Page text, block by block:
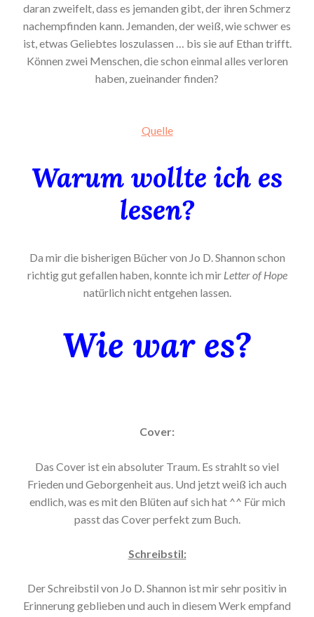
daran zweifelt, dass es jemanden gibt, der ihren Schmerz
nachempfinden kann. Jemanden, der weiß, wie schwer es
ist, etwas Geliebtes loszulassen … bis sie auf Ethan trifft.
Können zwei Menschen, die schon einmal alles verloren
haben, zueinander finden?
Quelle
Warum wollte ich es
lesen?
Da mir die bisherigen Bücher von Jo D. Shannon schon
richtig gut gefallen haben, konnte ich mir Letter of Hope
natürlich nicht entgehen lassen.
Wie war es?
Cover:
Das Cover ist ein absoluter Traum. Es strahlt so viel
Frieden und Geborgenheit aus. Und jetzt weiß ich auch
endlich, was es mit den Blüten auf sich hat ^^ Für mich
passt das Cover perfekt zum Buch.
Schreibstil:
Der Schreibstil von Jo D. Shannon ist mir sehr positiv in
Erinnerung geblieben und auch in diesem Werk empfand